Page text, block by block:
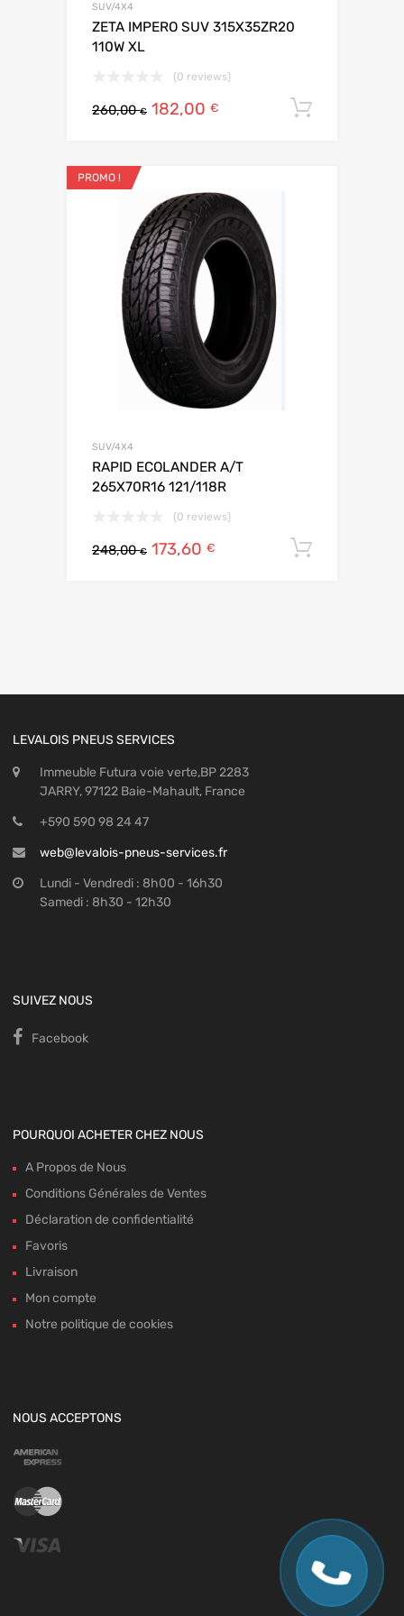
SUV/4X4
ZETA IMPERO SUV 315X35ZR20
110W XL
(0 reviews)
260,00€ 182,00 €
PROMO !
SUV/4X4
RAPID ECOLANDER A/T
265X70R16 121/118R
(0 reviews)
248,00€ 173,60 €
LEVALOIS PNEUS SERVICES
Immeuble Futura voie verte,BP 2283
JARRY, 97122 Baie-Mahault, France
+590 590 98 24 47
web@levalois-pneus-services.fr
Lundi - Vendredi : 8h00 - 16h30
Samedi : 8h30 - 12h30
SUIVEZ NOUS
Facebook
POURQUOI ACHETER CHEZ NOUS
A Propos de Nous
Conditions Générales de Ventes
Déclaration de confidentialité
Favoris
Livraison
Mon compte
Notre politique de cookies
NOUS ACCEPTONS